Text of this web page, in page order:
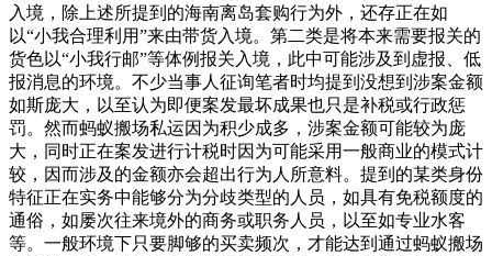
入境，除上述所提到的海南离岛套购行为外，还存正在如
以“小我合理利用”来由带货入境。第二类是将本来需要报关的
货色以“小我行邮”等体例报关入境，此中可能涉及到虚报、低
报消息的环境。不少当事人征询笔者时均提到没想到涉案金额
如斯庞大，以至认为即便案发最坏成果也只是补税或行政惩
罚。然而蚂蚁搬场私运因为积少成多，涉案金额可能较为庞
大，同时正在案发进行计税时因为可能采用一般商业的模式计
较，因而涉及的金额亦会超出行为人所意料。提到的某类身份
特征正在实务中能够分为分歧类型的人员，如具有免税额度的
通俗，如屡次往来境外的商务或职务人员，以至如专业水客
等。一般环境下只要脚够的买卖频次，才能达到通过蚂蚁搬场